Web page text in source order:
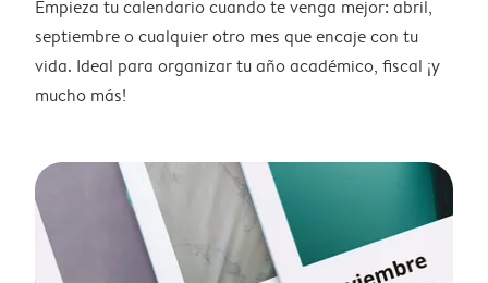
Empieza tu calendario cuando te venga mejor: abril,
septiembre o cualquier otro mes que encaje con tu
vida. Ideal para organizar tu año académico, fiscal ¡y
mucho más!